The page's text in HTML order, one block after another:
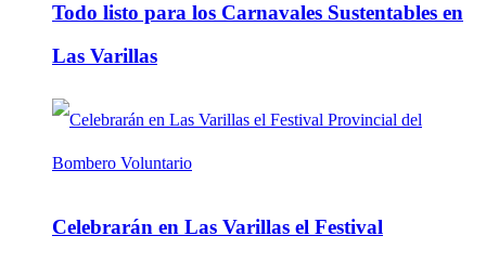
Todo listo para los Carnavales Sustentables en
Las Varillas
Celebrarán en Las Varillas el Festival